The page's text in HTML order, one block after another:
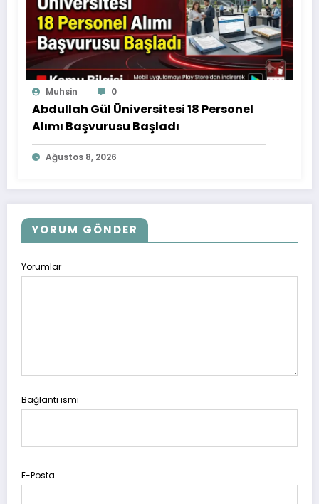
Muhsin 0
Abdullah Gül Üniversitesi 18 Personel
Alımı Başvurusu Başladı
Ağustos 8, 2026
YORUM GÖNDER
Yorumlar
Bağlantı ismi
E-Posta